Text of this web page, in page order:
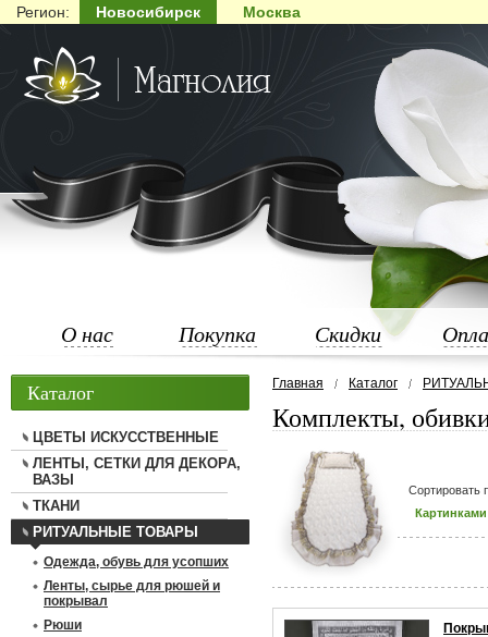
Регион: Новосибирск Москва
О нас Покупка Скидки
Главная Каталог
Комплекты,
Сортировать
Картинками
Каталог
ЦВЕТЫ ИСКУССТВЕННЫЕ
ЛЕНТЫ, СЕТКИ ДЛЯ ДЕКОРА,
ВАЗЫ
ТКАНИ
РИТУАЛЬНЫЕ ТОВАРЫ
Одежда, обувь для усопших
Ленты, сырье для рюшей и
покрывал
Рюши